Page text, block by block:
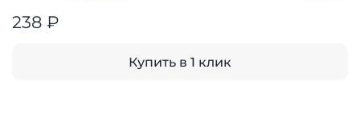
238 ₽
Купить в 1 клик